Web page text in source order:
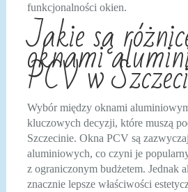
funkcjonalności okien.
Jakie są
oknami
PCV w
Wybór między oknami
kluczowych decyzji, które muszą
Szczecinie. Okna PCV są
aluminiowych, co czyni je
z ograniczonym budżetem. Jednak
znacznie lepsze właściwości